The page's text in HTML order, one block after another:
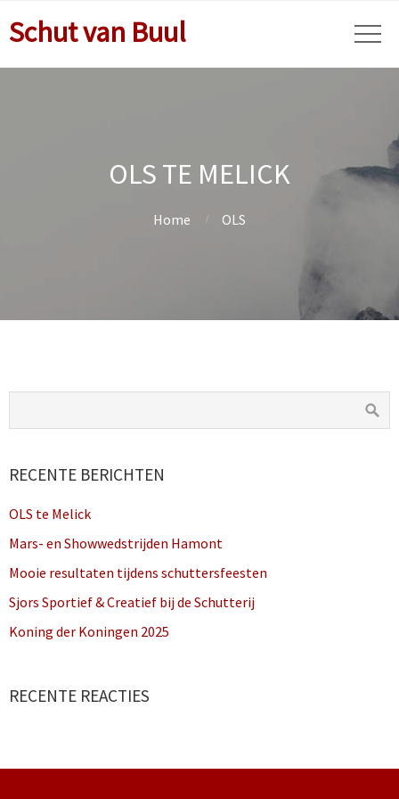
Schut van Buul
OLS TE MELICK
Home OLS
RECENTE BERICHTEN
OLS te Melick
Mars- en Showwedstrijden Hamont
Mooie resultaten tijdens schuttersfeesten
Sjors Sportief & Creatief bij de Schutterij
Koning der Koningen 2025
RECENTE REACTIES